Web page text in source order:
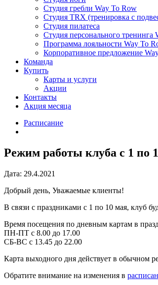
Студия гребли Way To Row
Студия TRX (тренировка с
Студия пилатеса
Студия персонального тренинга
Программа лояльности Way To
Корпоративное предложение
Команда
Купить
Карты и услуги
Акции
Контакты
Акция месяца
Расписание
Режим работы клуба с 1 по
Дата: 29.4.2021
Добрый день, Уважаемые клиенты!
В связи с праздниками с 1 по 10 мая, клуб
Время посещения по дневным картам в
ПН-ПТ с 8.00 до 17.00
СБ-ВС с 13.45 до 22.00
Карта выходного дня действует в обычном
Обратите внимание на изменения в